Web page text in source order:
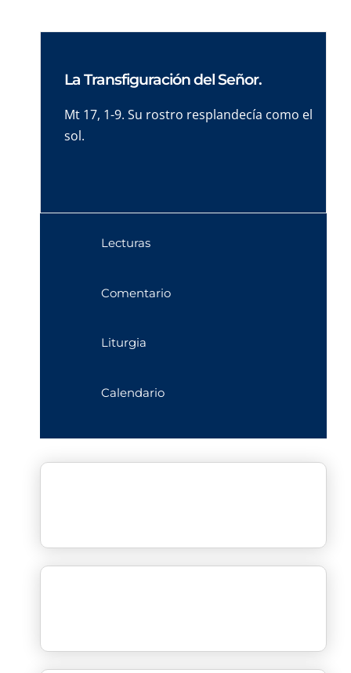
La Transfiguración del Señor.
Mt 17, 1-9. Su rostro resplandecía como el
sol.
Lecturas
Comentario
Liturgia
Calendario